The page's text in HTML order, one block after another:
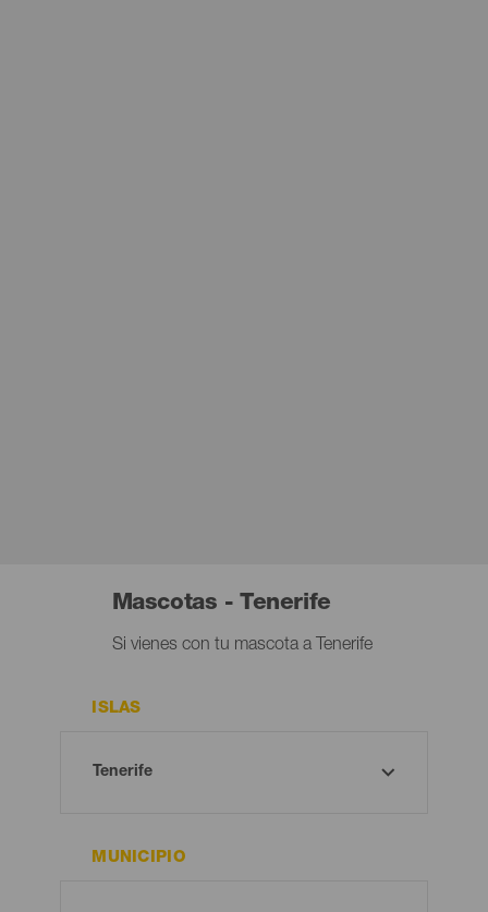
Mascotas - Tenerife
Si vienes con tu mascota a Tenerife
ISLAS
MUNICIPIO